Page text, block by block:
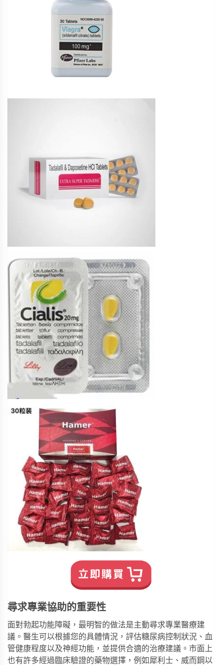
尋求專業協助的重要性
面對勃起功能障礙，最明智的做法是主動尋求專業醫療建
議。醫生可以根據您的具體情況，評估糖尿病控制狀況、血
管健康程度以及神經功能，並提供合適的治療建議。市面上
也有許多經過臨床驗證的藥物選擇，例如 犀利士 、 威而鋼以